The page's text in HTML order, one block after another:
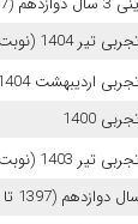
(نوبت دوم)
1404 (نوبت اول)
1400
(نوبت دوم)